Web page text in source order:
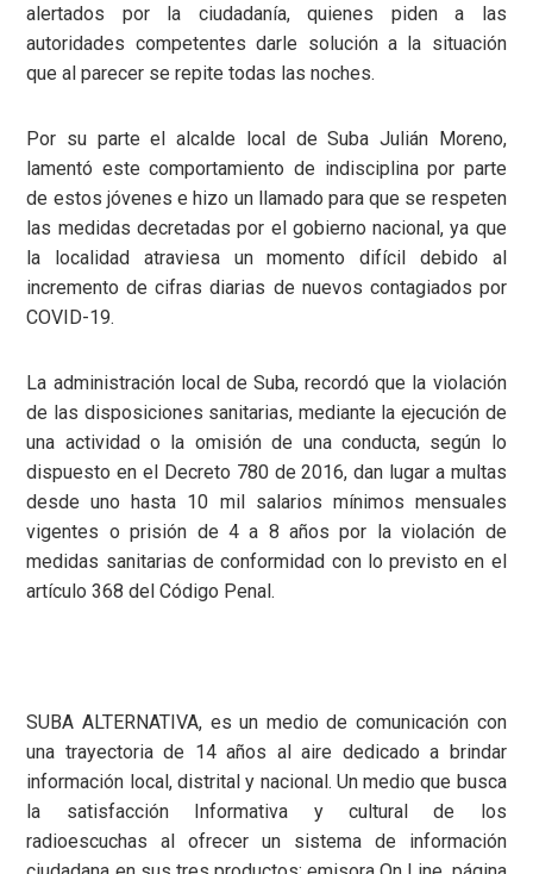
alertados por la ciudadanía, quienes piden a las
autoridades competentes darle solución a la situación
que al parecer se repite todas las noches.
Por su parte el alcalde local de Suba Julián Moreno,
lamentó este comportamiento de indisciplina por parte
de estos jóvenes e hizo un llamado para que se respeten
las medidas decretadas por el gobierno nacional, ya que
la localidad atraviesa un momento difícil debido al
incremento de cifras diarias de nuevos contagiados por
COVID-19.
La administración local de Suba, recordó que la violación
de las disposiciones sanitarias, mediante la ejecución de
una actividad o la omisión de una conducta, según lo
dispuesto en el Decreto 780 de 2016, dan lugar a multas
desde uno hasta 10 mil salarios mínimos mensuales
vigentes o prisión de 4 a 8 años por la violación de
medidas sanitarias de conformidad con lo previsto en el
artículo 368 del Código Penal.
SUBA ALTERNATIVA, es un medio de comunicación con
una trayectoria de 14 años al aire dedicado a brindar
información local, distrital y nacional. Un medio que busca
la satisfacción Informativa y cultural de los
radioescuchas al ofrecer un sistema de información